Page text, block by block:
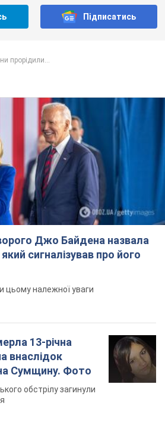
Джо Байдена назвала
сигналізував про його
цьому належної уваги
13-річна
внаслідок
на Сумщину. Фото
обстрілу загинули
носили лише білі